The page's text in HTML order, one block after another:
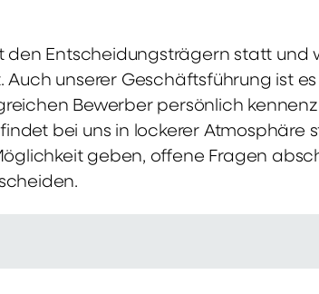
Entscheidungsträgern statt und
unserer Geschäftsführung ist
Bewerber persönlich
bei uns in lockerer
geben, offene Fragen